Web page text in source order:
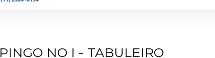
PINGO NO I - TABULEIRO